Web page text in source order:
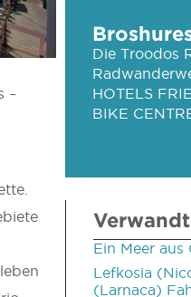
–
Die Troodos
HOTELS
BIKE
Ein Meer
Lefkosia
(Larnaca)